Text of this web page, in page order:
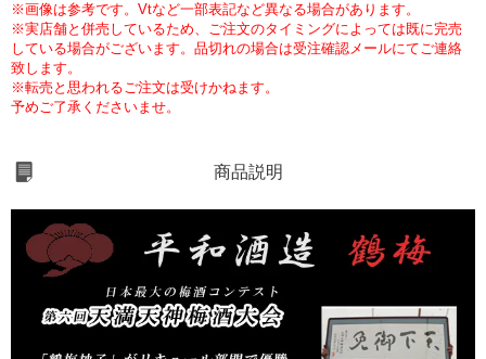
※画像は参考です。Vtなど一部表記など異なる場合があります。
※実店舗と併売しているため、ご注文のタイミングによっては既に完売
している場合がございます。品切れの場合は受注確認メールにてご連絡
致します。
※転売と思われるご注文は受けかねます。
予めご了承くださいませ。
商品説明